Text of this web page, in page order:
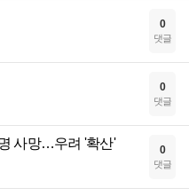
0
댓글
0
댓글
사망…우려 '확산' 0
댓글